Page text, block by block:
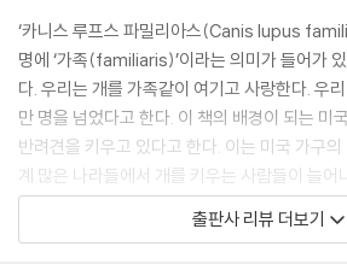
개가 항상 우리의 절친한 친구처럼 굴진 않듯이
친구로 행동하진 않는다는 사실을 명심해야 한다.
--- p.56
개들은 코로 킁킁대는 것을 당연하게 여기는 듯
왜 그러는지 알 것이다. 어쩌면 방금 헤어진 사
문자를 보내는 사람의 행동과 비슷한지도 모른다.
--- p.66
‘카니스 루프스 파밀리아스(Canis lupus
명에 ‘가족(familiaris)’이라는 의미가 들어가
다. 우리는 개를 가족같이 여기고 사랑한다. 우
만 명을 넘었다고 한다. 이 책의 배경이 되는
반려견을 키우고 있다고 한다. 이는 미국 가구
계 많은 나라들에서 개를 키우는 사람들이 늘
만 마리, 중국에 2700만 마리, 러시아에 1500
동물들에 대한 태도와 비교하면 사람들은 유독
출판사 리뷰 더보기